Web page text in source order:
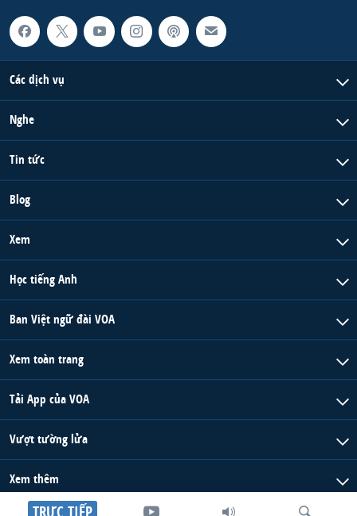
Các dịch vụ
Nghe
Tin tức
Blog
Xem
Học tiếng Anh
Ban Việt ngữ đài VOA
Xem toàn trang
Tải App của VOA
Vượt tường lửa
Xem thêm